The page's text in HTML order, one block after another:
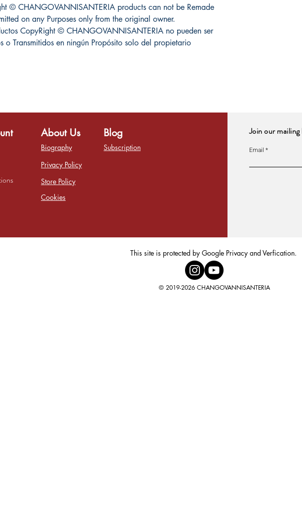
© CHANGOVANNISANTERIA products can not be Remade
on any Purposes only from the original owner.
CopyRight © CHANGOVANNISANTERIA no pueden ser
o Transmitidos en ningún Propósito solo del propietario
About Us
Biography
Privacy Policy
Store Policy
Cookies
Blog
Subscription
Join our
Email
This site is protected by Google Privacy and Verfication.
© 2019-2026 CHANGOVANNISANTERIA